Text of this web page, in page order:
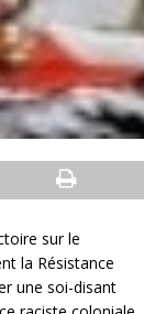
sur le
la Résistance
une soi-disant